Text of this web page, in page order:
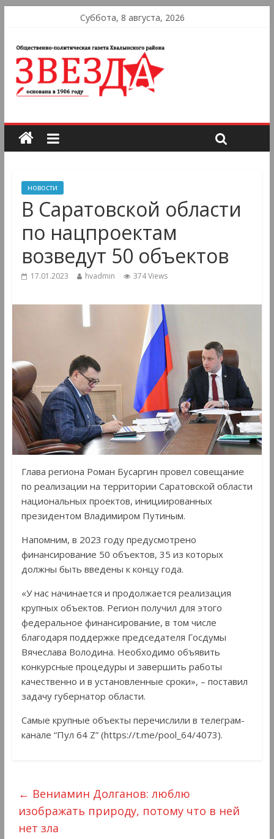
Суббота, 8 августа, 2026
новости
В Саратовской области
по нацпроектам
возведут 50 объектов
17.01.2023 hvadmin 374 Views
Глава региона Роман Бусаргин провел совещание
по реализации на территории Саратовской области
национальных проектов, инициированных
президентом Владимиром Путиным.
Напомним, в 2023 году предусмотрено
финансирование 50 объектов, 35 из которых
должны быть введены к концу года.
«У нас начинается и продолжается реализация
крупных объектов. Регион получил для этого
федеральное финансирование, в том числе
благодаря поддержке председателя Госдумы
Вячеслава Володина. Необходимо объявить
конкурсные процедуры и завершить работы
качественно и в установленные сроки», – поставил
задачу губернатор области.
Самые крупные объекты перечислили в телеграм-
канале “Пул 64 Z” (https://t.me/pool_64/4073).
← Вениамин Долганов: люблю
изображать природу, потому что в ней
нет зла